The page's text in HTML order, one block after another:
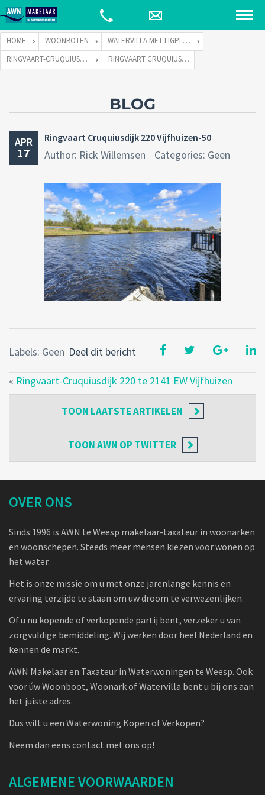
HOME WOONBOTEN
WATERVILLA MET LIGPLAATS
RINGVAART-CRUQUIUSDIJK 220 TE 2141 EW VIJFHUIZEN
RINGVAART CRUQUIUSDIJK 220 VIJFHUIZEN-50
BLOG
APR
17
Ringvaart Cruquiusdijk 220 Vijfhuizen-50
Author: Rick Willemsen Categories: Geen
Deel dit bericht
Labels: Geen
« Ringvaart-Cruquiusdijk 220 te 2141 EW Vijfhuizen
TOON LAATSTE ARTIKELEN
TOONAWN OP TWITTER
OVER ONS
Sinds 1996 is AWN te Weesp makelaar-taxateur in woonarken
en woonschepen. Steeds meer mensen kiezen voor wonen op
het water.
Het is onze missie om u met onze jarenlange kennis en
ervaring terzijde te staan om uw droom te verwezenlijken.
Of u nu kopende of verkopende partij bent, verzeker u van
zorgvuldige bemiddeling. Wij werken door heel Nederland en
kennen de markt.
AWN Makelaar en Taxateur in Waterwoningen te Weesp. Ook
voor úw Woonboot, Woonark of Watervilla bent u bij ons aan
het juiste adres.
Dus wilt u een Waterwoning Kopen of Verkopen?
Neem dan eens contact met ons op!
ALGEMENE VOORWAARDEN